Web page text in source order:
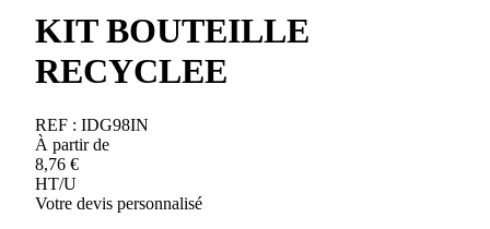
KIT BOUTEILLE
RECYCLEE
REF : IDG98IN
À partir de
8,76 €
HT/U
Votre devis personnalisé